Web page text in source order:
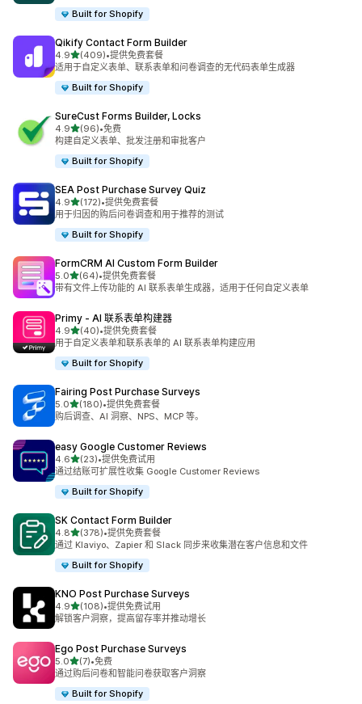
Built for Shopify
Qikify Contact Form Builder
4.9星（满分 5 星）
(409)
总共 409 条评论
•提供免费套餐
适用于自定义表单、联系表单和问卷调查的无代码表单生成器
Built for Shopify
SureCust Forms Builder, Locks
4.9星（满分 5 星）
(96)
总共 96 条评论
•免费
构建自定义表单、批发注册和审批客户
Built for Shopify
SEA Post Purchase Survey Quiz
4.9星（满分 5 星）
(172)
总共 172 条评论
•提供免费套餐
用于归因的购后问卷调查和用于推荐的测试
Built for Shopify
FormCRM AI Custom Form Builder
5.0星（满分 5 星）
(64)
总共 64 条评论
•提供免费套餐
带有文件上传功能的 AI 联系表单生成器，适用于任何自定义表单
Primy ‑ AI 联系表单构建器
4.9星（满分 5 星）
(40)
总共 40 条评论
•提供免费套餐
用于自定义表单和联系表单的 AI 联系表单构建应用
Built for Shopify
Fairing Post Purchase Surveys
5.0星（满分 5 星）
(180)
总共 180 条评论
•提供免费套餐
购后调查、AI 洞察、NPS、MCP 等。
easy Google Customer Reviews
4.6星（满分 5 星）
(23)
总共 23 条评论
•提供免费试用
通过结账可扩展性收集 Google Customer Reviews
Built for Shopify
SK Contact Form Builder
4.8星（满分 5 星）
(378)
总共 378 条评论
•提供免费套餐
通过 Klaviyo、Zapier 和 Slack 同步来收集潜在客户信息和文件
Built for Shopify
KNO Post Purchase Surveys
4.9星（满分 5 星）
(108)
总共 108 条评论
•提供免费试用
解锁客户洞察，提高留存率并推动增长
Ego Post Purchase Surveys
5.0星（满分 5 星）
(7)
总共 7 条评论
•免费
通过购后问卷和智能问卷获取客户洞察
Built for Shopify